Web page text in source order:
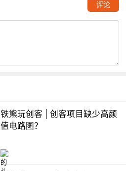
评论
铁熊玩创客 | 创客项目缺少高颜
值电路图？